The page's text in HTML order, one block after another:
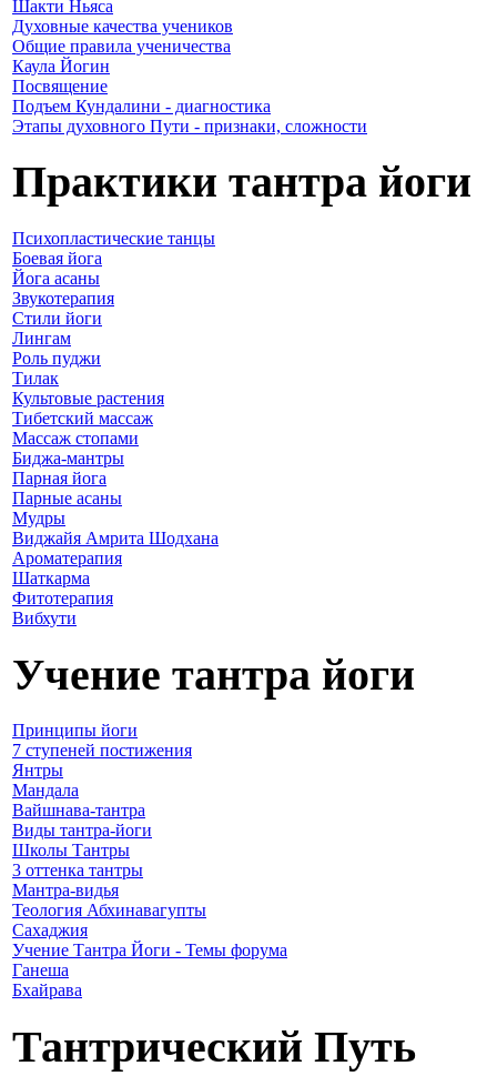
Шакти Ньяса
Духовные качества учеников
Общие правила ученичества
Каула Йогин
Посвящение
Подъем Кундалини - диагностика
Этапы духовного Пути - признаки, сложности
Практики тантра йоги
Психопластические танцы
Боевая йога
Йога асаны
Звукотерапия
Стили йоги
Лингам
Роль пуджи
Тилак
Культовые растения
Тибетский массаж
Массаж стопами
Биджа-мантры
Парная йога
Парные асаны
Мудры
Виджайя Амрита Шодхана
Ароматерапия
Шаткарма
Фитотерапия
Вибхути
Учение тантра йоги
Принципы йоги
7 ступеней постижения
Янтры
Мандала
Вайшнава-тантра
Виды тантра-йоги
Школы Тантры
3 оттенка тантры
Мантра-видья
Теология Абхинавагупты
Сахаджия
Учение Тантра Йоги - Темы форума
Ганеша
Бхайрава
Тантрический Путь